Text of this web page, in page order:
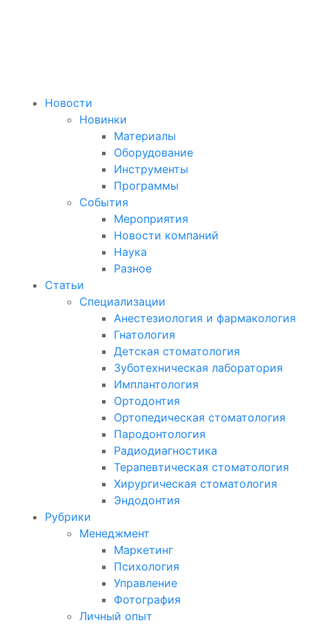
Новости
Новинки
Материалы
Оборудование
Инструменты
Программы
События
Мероприятия
Новости компаний
Наука
Разное
Статьи
Специализации
Анестезиология и фармакология
Гнатология
Детская стоматология
Зуботехническая лаборатория
Имплантология
Ортодонтия
Ортопедическая стоматология
Пародонтология
Радиодиагностика
Терапевтическая стоматология
Хирургическая стоматология
Эндодонтия
Рубрики
Менеджмент
Маркетинг
Психология
Управление
Фотография
Личный опыт